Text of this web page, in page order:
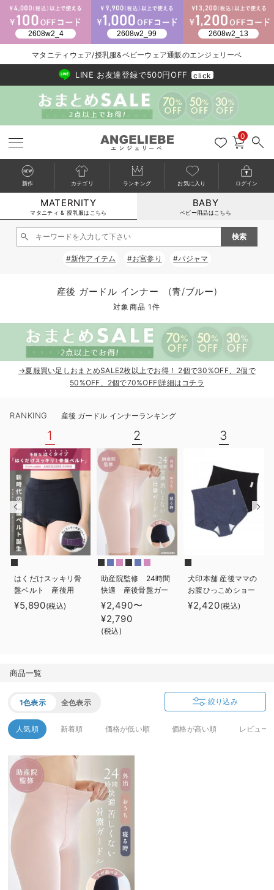
マタニティウェア全て
マタニティ ワンピース
マタニティ トップス
マタニティ アウター（コート）・ママコート
マタニティ 下着・インナー全て
授乳ブラ・マタニティブラ（マタニティインナー・産後用品）
マタニティ 授乳 キャミソール
産褥ショーツ
骨盤・マタニティベルト （妊娠中・産後）
マタニティ 腹巻き
授乳服全て
マタニティ フォーマル全て
マタニティ スーツ
マタニティ ドレス（結婚式・お呼ばれ）
マタニティ フォーマル パンツ・ボトムス
授乳用品全て
妊婦用 抱き枕・授乳クッション
マタニティレッグウェア全て
マタニティストッキング・タイツ
マタニティ ボディケア全て
アウトレット全て
【アウトレット】ワンピース
【アウトレット】パジャマ
【アウトレット】インナー
【アウトレット】ベビー
特集全て
コットン素材
冷房対策
親子セット
快適機能ウェア特集 トップス
快適機能ウェア特集 ボトムス
快適機能ウェア特集 パジャマ
erbaviva（エルバビーバ）
安心の日本製。先輩ママが買ってよかった！本当に必要な出産準備品
ハレの日に着るANGELIEBEのセレモニー
買って正解！高評価レビューアイテム
便利な育児家電
Gift Selection 出産祝い
保育園・入園準備特集
ファルスカ
デロンギ
入院準備の持ち物チェック
再入荷全て
再入荷｜インナー
戻る
送料無料アイテム全て
ワンピース
スカート
インナー
ベビー
戻る
ブラキャミ おまとめ
MAX55%OFF ブラックフ
戻る
【37周年祭セール】
【37周年祭セール】
戻る
気温差別オススメア
【15℃】3月下旬～
戻る
動きやすく着回しで
戻る
強撚スムース(コスパ
戻る
マタニティウェア
【おまとめ割】パジ
戻る
こだわりの履き心地
カジュアル
オフィス
戻る
ジャケット派
きれいめ美脚パンツ派
王道シンプル派
戻る
出産準備応援割全て
マタニティパジャマ
戻る
【オフィスカジュア
戻る
レギンスタイプ
戻る
【フォーマル】ワン
戻る
【ベビー】長袖
戻る
ハンカチ
短肌着
戻る
快適ウェア10%OFF
快適ウェア10%OFF
戻る
春のマタニティワン
セットアップ・ レイ
ジャンパースカート/
カジュアル
あったかアイテム｜
戻る
Gift Selection 出産
〜3,000円（税込）
10,001円（税込）〜
男の子におススメの
もらって嬉しいギフト
何枚あっても嬉しい
長く使えるアイテム
お部屋映えアイテム
戻る
冬の冷え対策インナ
薄くてあったか
保温&リカバリー
カップ付きインナー
裏起毛素材
戻る
入院準備の持ち物チ
入院してすぐ使うグ
戻る
冬のあったか特集全て
【冬のあったか特集
【冬のあったか特集
マタニティウェア/授乳服&ベビーウェア通販のエンジェリーベ
2026/NewArrival
送料495円(一部地域を除く) 7,700円以上で送料無料
LINE お友達登録で500円OFF click
0
新作 カテゴリ ランキング お気に入り ログイン
MATERNITY
マタニティ & 授乳服はこちら
BABY
ベビー用品はこちら
#新作アイテム #お宮参り #パジャマ
産後 ガードル インナー (青/ブルー)
対象商品 1件
→夏服買い足しおまとめSALE2枚以上でお得！ 2個で30%OFF、2個で
50%OFF、2個で70%OFF!詳細はコチラ
RANKING 産後 ガードル インナーランキング
1
はくだけスッキリ骨
盤ベルト 産後用
みやした助産院
×ANGELIEBE共同開
¥5,890(税込)
2
助産院監修 24時間
快適 産後骨盤ガー
ドル
¥2,490〜
¥2,790
(税込)
3
犬印本舗 産後ママの
お腹ひっこめショー
ツ２枚組み
¥2,420(税込)
商品一覧
1色表示 全色表示 絞り込み
人気順 新着順 価格が低い順 価格が高い順 レビュー
カートに入れる
閉じる